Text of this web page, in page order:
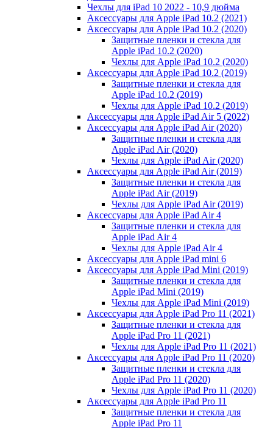
Чехлы для iPad 10 2022 - 10,9 дюйма
Аксессуары для Apple iPad 10.2 (2021)
Аксессуары для Apple iPad 10.2 (2020)
Защитные пленки и стекла для
Apple iPad 10.2 (2020)
Чехлы для Apple iPad 10.2 (2020)
Аксессуары для Apple iPad 10.2 (2019)
Защитные пленки и стекла для
Apple iPad 10.2 (2019)
Чехлы для Apple iPad 10.2 (2019)
Аксессуары для Apple iPad Air 5 (2022)
Аксессуары для Apple iPad Air (2020)
Защитные пленки и стекла для
Apple iPad Air (2020)
Чехлы для Apple iPad Air (2020)
Аксессуары для Apple iPad Air (2019)
Защитные пленки и стекла для
Apple iPad Air (2019)
Чехлы для Apple iPad Air (2019)
Аксессуары для Apple iPad Air 4
Защитные пленки и стекла для
Apple iPad Air 4
Чехлы для Apple iPad Air 4
Аксессуары для Apple iPad mini 6
Аксессуары для Apple iPad Mini (2019)
Защитные пленки и стекла для
Apple iPad Mini (2019)
Чехлы для Apple iPad Mini (2019)
Аксессуары для Apple iPad Pro 11 (2021)
Защитные пленки и стекла для
Apple iPad Pro 11 (2021)
Чехлы для Apple iPad Pro 11 (2021)
Аксессуары для Apple iPad Pro 11 (2020)
Защитные пленки и стекла для
Apple iPad Pro 11 (2020)
Чехлы для Apple iPad Pro 11 (2020)
Аксессуары для Apple iPad Pro 11
Защитные пленки и стекла для
Apple iPad Pro 11